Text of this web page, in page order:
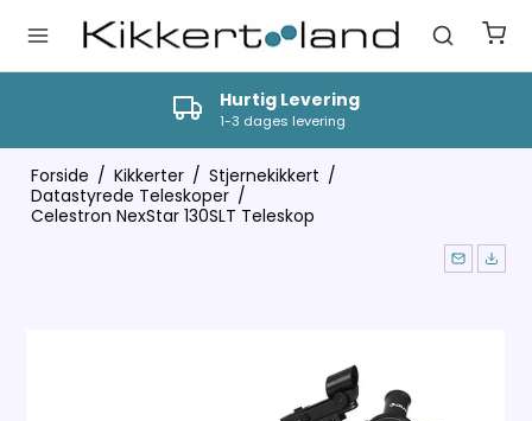
Hurtig Levering
1-3 dages levering
Forside / Kikkerter / Stjernekikkert /
Datastyrede Teleskoper /
Celestron NexStar 130SLT Teleskop